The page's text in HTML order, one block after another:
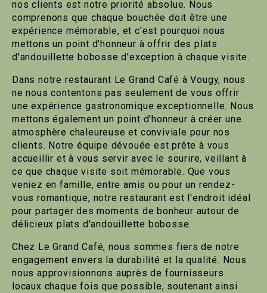
nos clients est notre priorité absolue. Nous
comprenons que chaque bouchée doit être une
expérience mémorable, et c'est pourquoi nous
mettons un point d'honneur à offrir des plats
d'andouillette bobosse d'exception à chaque visite.
Dans notre restaurant Le Grand Café à Vougy, nous
ne nous contentons pas seulement de vous offrir
une expérience gastronomique exceptionnelle. Nous
mettons également un point d'honneur à créer une
atmosphère chaleureuse et conviviale pour nos
clients. Notre équipe dévouée est prête à vous
accueillir et à vous servir avec le sourire, veillant à
ce que chaque visite soit mémorable. Que vous
veniez en famille, entre amis ou pour un rendez-
vous romantique, notre restaurant est l'endroit idéal
pour partager des moments de bonheur autour de
délicieux plats d'andouillette bobosse.
Chez Le Grand Café, nous sommes fiers de notre
engagement envers la durabilité et la qualité. Nous
nous approvisionnons auprès de fournisseurs
locaux chaque fois que possible, soutenant ainsi